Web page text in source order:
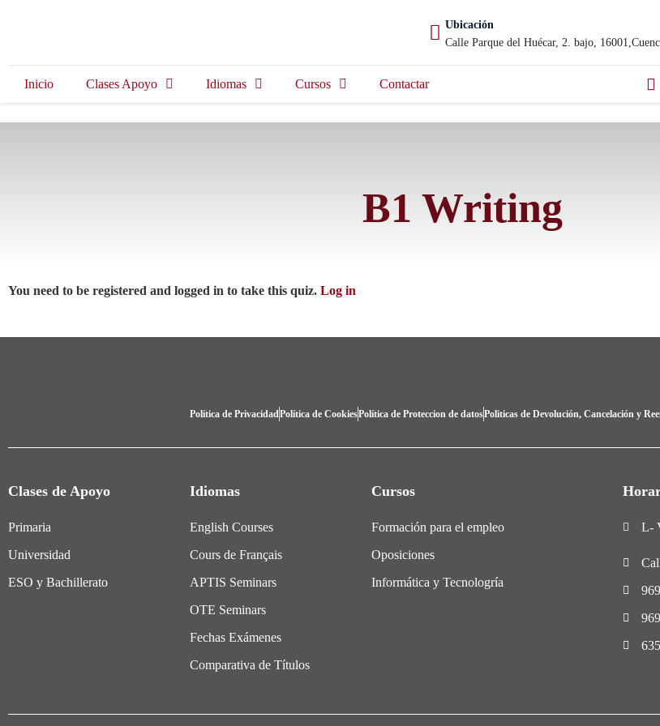
Ubicación
Calle Parque del Huécar, 2. bajo,
Inicio Clases Apoyo Idiomas Cursos Contactar
B1 Writing
You need to be registered and logged in to take this quiz. Log in
Política de PrivacidadPolítica de CookiesPolítica de Proteccion de datosPoliticas de Devolución, Cancelación y
Clases de Apoyo
Primaria
Universidad
ESO y Bachillerato
Idiomas
English Courses
Cours de Français
APTIS Seminars
OTE Seminars
Fechas Exámenes
Comparativa de Títulos
Cursos
Formación para el empleo
Oposiciones
Informática y Tecnologría
L-